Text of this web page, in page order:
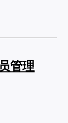
管理